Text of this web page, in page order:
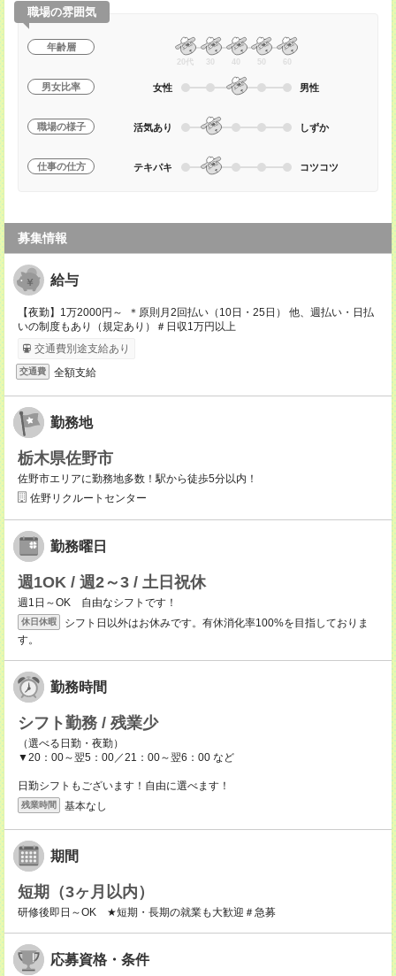
職場の雰囲気
年齢層
20代 30 40 50 60
男女比率 女性 男性
職場の様子 活気あり しずか
仕事の仕方 テキパキ コツコツ
募集情報
給与
【夜勤】1万2000円～ ＊原則月2回払い（10日・25日） 他、週払い・日払
いの制度もあり（規定あり）＃日収1万円以上
交通費別途支給あり
交通費 全額支給
勤務地
栃木県佐野市
佐野市エリアに勤務地多数！駅から徒歩5分以内！
佐野リクルートセンター
勤務曜日
週1OK / 週2～3 / 土日祝休
週1日～OK 自由なシフトです！
休日休暇
シフト日以外はお休みです。有休消化率100%を目指しておりま
す。
勤務時間
シフト勤務 / 残業少
（選べる日勤・夜勤）
▼20：00～翌5：00／21：00～翌6：00 など
日勤シフトもございます！自由に選べます！
残業時間 基本なし
期間
短期（3ヶ月以内）
研修後即日～OK ★短期・長期の就業も大歓迎＃急募
応募資格・条件